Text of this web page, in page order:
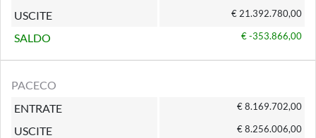
USCITE € 21.392.780,00
SALDO € -353.866,00
PACECO
ENTRATE
€ 8.169.702,00
USCITE € 8.256.006,00